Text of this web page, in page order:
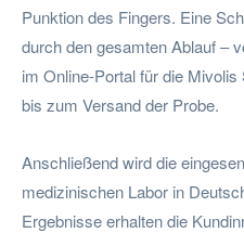
Punktion des Fingers. Eine
durch den gesamten Ablauf –
im Online-Portal für die
bis zum Versand der Probe.
Anschließend wird die
medizinischen Labor in
Ergebnisse erhalten die